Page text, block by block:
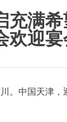
充满
欢迎
中国天津，迎